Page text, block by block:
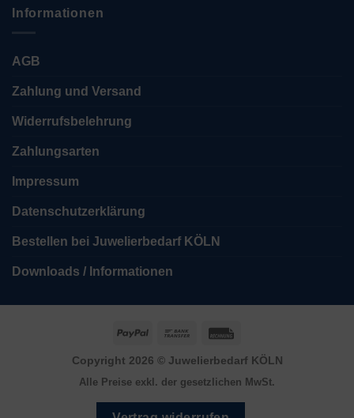
Informationen
AGB
Zahlung und Versand
Widerrufsbelehrung
Zahlungsarten
Impressum
Datenschutzerklärung
Bestellen bei Juwelierbedarf KÖLN
Downloads / Informationen
PayPal
Bank
Copyright 2026 © Juwelierbedarf KÖLN
Alle Preise exkl. der gesetzlichen MwSt.